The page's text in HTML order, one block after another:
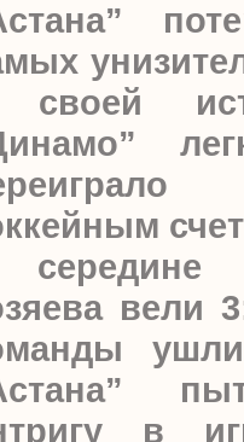
вели
в